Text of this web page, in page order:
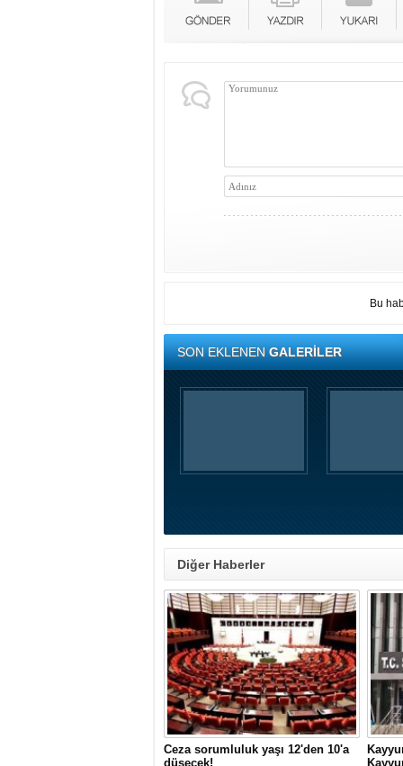
Bu
SON EKLENENGALERİLER
Diğer Haberler
Ceza sorumluluk yaşı 12'den 10'a
düşecek!